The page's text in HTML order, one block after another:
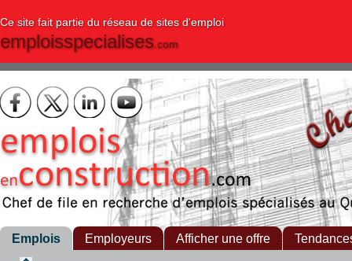
Ce site fait partie du réseau de sites d'emploi
emploisspecialises.com
Emplois Employeurs Afficher une offre